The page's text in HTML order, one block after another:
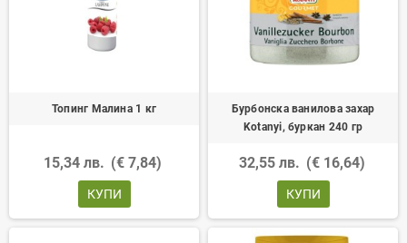
Топинг Малина 1 кг
15,34 лв. (€ 7,84)
КУПИ
Бурбонска ванилова захар
Kotanyi, буркан 240 гр
32,55 лв. (€ 16,64)
КУПИ